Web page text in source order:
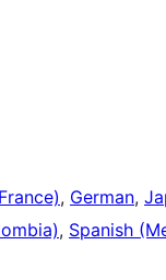
, German,
, Spanish